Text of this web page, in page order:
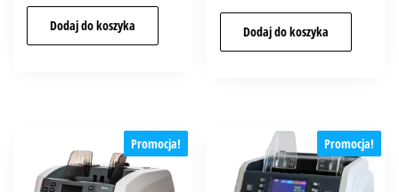
Dodaj do koszyka Dodaj do koszyka
Promocja! Promocja!